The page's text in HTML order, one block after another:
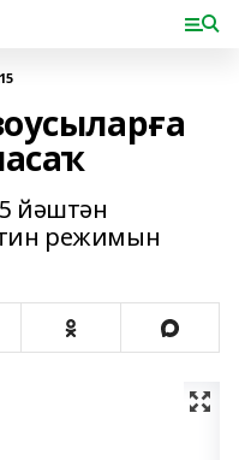
йәштән
режимын